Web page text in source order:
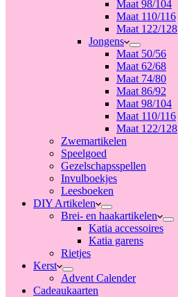
Maat 98/104
Maat 110/116
Maat 122/128
Jongens
Maat 50/56
Maat 62/68
Maat 74/80
Maat 86/92
Maat 98/104
Maat 110/116
Maat 122/128
Zwemartikelen
Speelgoed
Gezelschapsspellen
Invulboekjes
Leesboeken
DIY Artikelen
Brei- en haakartikelen
Katia accessoires
Katia garens
Rietjes
Kerst
Advent Calender
Cadeaukaarten